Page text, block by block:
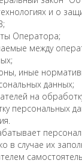
и о
;
Оператора;
между
иные
данных;
на
персональных
в случае их